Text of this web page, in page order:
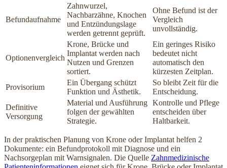
Befundaufnahme
Zahnwurzel,
Nachbarzähne, Knochen
und Entzündungslage
werden getrennt geprüft.
Ohne Befund ist der
Vergleich
unvollständig.
Optionenvergleich
Krone, Brücke und
Implantat werden nach
Nutzen und Grenzen
sortiert.
Ein geringes Risiko
bedeutet nicht
automatisch den
kürzesten Zeitplan.
Provisorium
Ein Übergang schützt
Funktion und Ästhetik.
So bleibt Zeit für die
Entscheidung.
Definitive
Versorgung
Material und Ausführung
folgen der gewählten
Strategie.
Kontrolle und Pflege
entscheiden über
Haltbarkeit.
In der praktischen Planung von Krone oder Implantat helfen 2
Dokumente: ein Befundprotokoll mit Diagnose und ein
Nachsorgeplan mit Warnsignalen. Die Quelle Zahnmedizinische